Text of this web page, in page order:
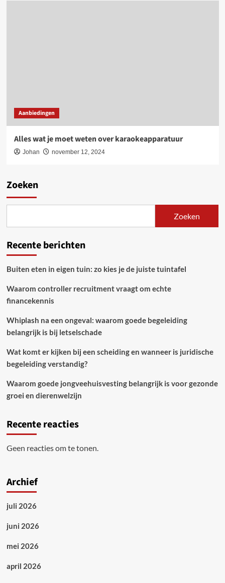
Aanbiedingen
Alles wat je moet weten over karaokeapparatuur
Johan november 12, 2024
Zoeken
Zoeken
Recente berichten
Buiten eten in eigen tuin: zo kies je de juiste tuintafel
Waarom controller recruitment vraagt om echte
financekennis
Whiplash na een ongeval: waarom goede begeleiding
belangrijk is bij letselschade
Wat komt er kijken bij een scheiding en wanneer is juridische
begeleiding verstandig?
Waarom goede jongveehuisvesting belangrijk is voor gezonde
groei en dierenwelzijn
Recente reacties
Geen reacties om te tonen.
Archief
juli 2026
juni 2026
mei 2026
april 2026